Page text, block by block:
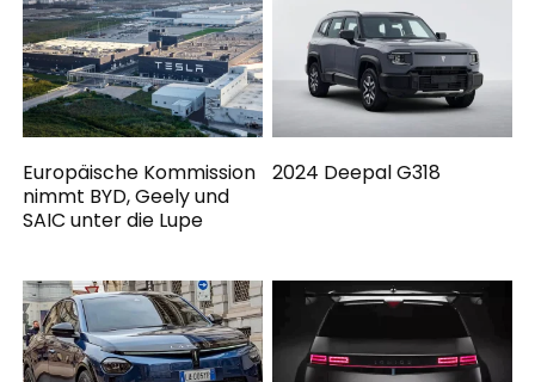
Europäische Kommission
nimmt BYD, Geely und
SAIC unter die Lupe
2024 Deepal G318